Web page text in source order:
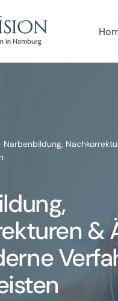
Narbenbildung,
&